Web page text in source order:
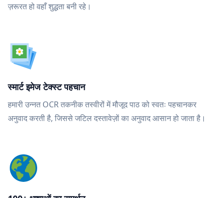
ज़रूरत हो वहाँ शुद्धता बनी रहे।
स्मार्ट इमेज टेक्स्ट पहचान
हमारी उन्नत OCR तकनीक तस्वीरों में मौजूद पाठ को स्वतः पहचानकर
अनुवाद करती है, जिससे जटिल दस्तावेज़ों का अनुवाद आसान हो जाता है।